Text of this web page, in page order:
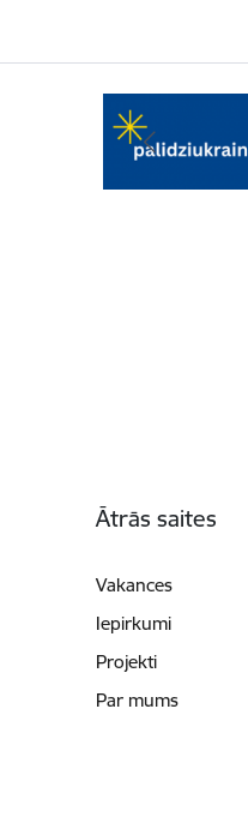
Ātrās saites
Vakances
Iepirkumi
Projekti
Par mums